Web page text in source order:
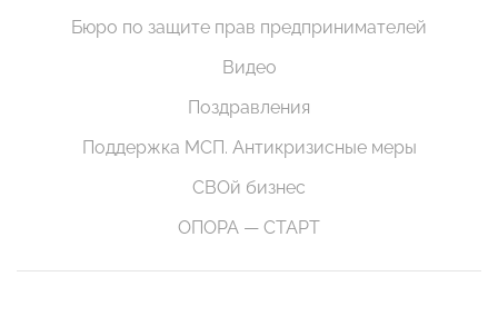
Бюро по защите прав предпринимателей
Видео
Поздравления
Поддержка МСП. Антикризисные меры
СВОй бизнес
ОПОРА — СТАРТ